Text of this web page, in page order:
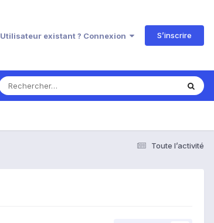
Utilisateur existant ? Connexion S’inscrire
Toute l’activité